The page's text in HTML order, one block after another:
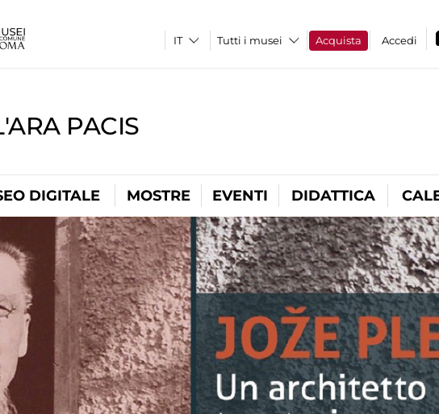
Tutti i musei Acquista Accedi
PACIS
DIGITALE MOSTRE EVENTI DIDATTICA